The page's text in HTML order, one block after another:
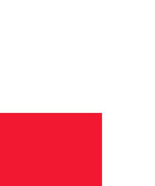
en plus sur notre centre d’innovation